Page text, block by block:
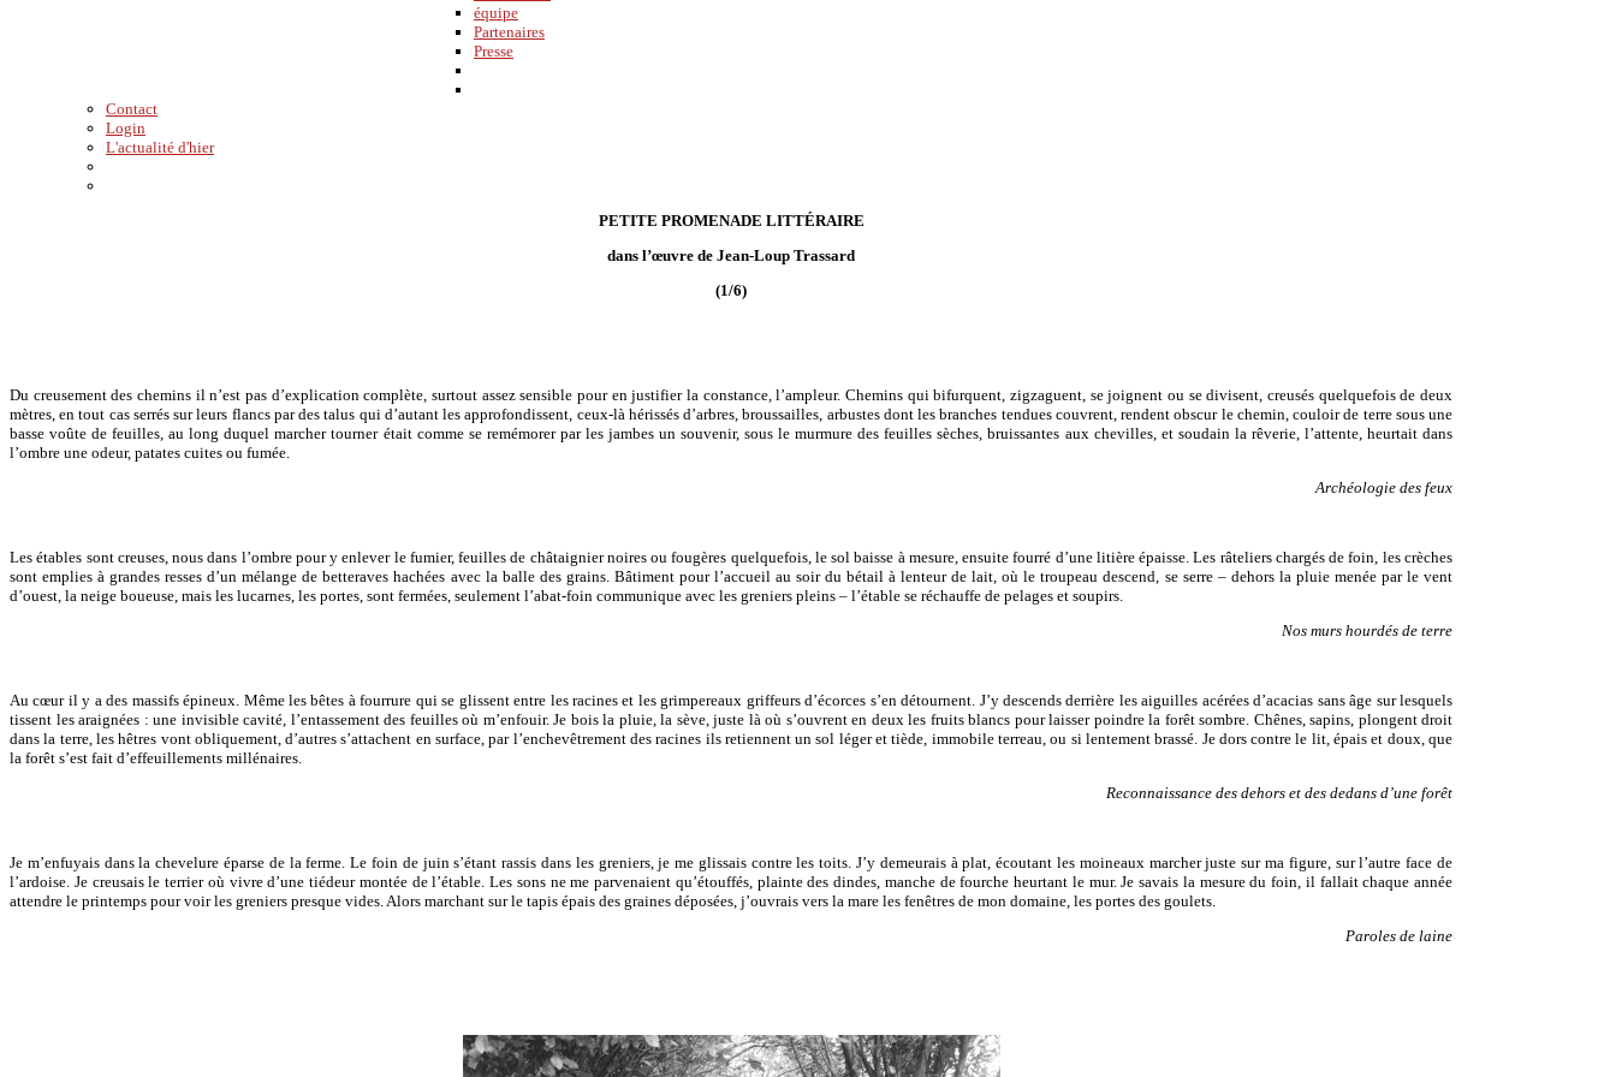
équipe
Partenaires
Presse
Contact
Login
L'actualité d'hier
PETITE PROMENADE LITTÉRAIRE
dans l’œuvre de Jean-Loup Trassard
(1/6)
Du creusement des chemins il n’est pas d’explication complète, surtout assez sensible pour en justifier la constance, l’ampleur. Chemins qui bifurquent, zigzaguent, se joignent ou se divisent, creusés quelquefois de deux
mètres, en tout cas serrés sur leurs flancs par des talus qui d’autant les approfondissent, ceux-là hérissés d’arbres, broussailles, arbustes dont les branches tendues couvrent, rendent obscur le chemin, couloir de terre sous une
basse voûte de feuilles, au long duquel marcher tourner était comme se remémorer par les jambes un souvenir, sous le murmure des feuilles sèches, bruissantes aux chevilles, et soudain la rêverie, l’attente, heurtait dans
l’ombre une odeur, patates cuites ou fumée.
Archéologie des feux
Les étables sont creuses, nous dans l’ombre pour y enlever le fumier, feuilles de châtaignier noires ou fougères quelquefois, le sol baisse à mesure, ensuite fourré d’une litière épaisse. Les râteliers chargés de foin, les crèches
sont emplies à grandes resses d’un mélange de betteraves hachées avec la balle des grains. Bâtiment pour l’accueil au soir du bétail à lenteur de lait, où le troupeau descend, se serre – dehors la pluie menée par le vent
d’ouest, la neige boueuse, mais les lucarnes, les portes, sont fermées, seulement l’abat-foin communique avec les greniers pleins – l’étable se réchauffe de pelages et soupirs.
Nos murs hourdés de terre
Au cœur il y a des massifs épineux. Même les bêtes à fourrure qui se glissent entre les racines et les grimpereaux griffeurs d’écorces s’en détournent. J’y descends derrière les aiguilles acérées d’acacias sans âge sur lesquels
tissent les araignées : une invisible cavité, l’entassement des feuilles où m’enfouir. Je bois la pluie, la sève, juste là où s’ouvrent en deux les fruits blancs pour laisser poindre la forêt sombre. Chênes, sapins, plongent droit
dans la terre, les hêtres vont obliquement, d’autres s’attachent en surface, par l’enchevêtrement des racines ils retiennent un sol léger et tiède, immobile terreau, ou si lentement brassé. Je dors contre le lit, épais et doux, que
la forêt s’est fait d’effeuillements millénaires.
Reconnaissance des dehors et des dedans d’une forêt
Je m’enfuyais dans la chevelure éparse de la ferme. Le foin de juin s’étant rassis dans les greniers, je me glissais contre les toits. J’y demeurais à plat, écoutant les moineaux marcher juste sur ma figure, sur l’autre face de
l’ardoise. Je creusais le terrier où vivre d’une tiédeur montée de l’étable. Les sons ne me parvenaient qu’étouffés, plainte des dindes, manche de fourche heurtant le mur. Je savais la mesure du foin, il fallait chaque année
attendre le printemps pour voir les greniers presque vides. Alors marchant sur le tapis épais des graines déposées, j’ouvrais vers la mare les fenêtres de mon domaine, les portes des goulets.
Paroles de laine